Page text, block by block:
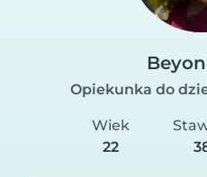
Opiekunka do
Wiek
22